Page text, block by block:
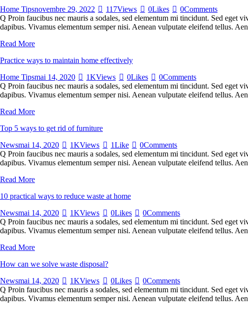
Home Tipsnovembre 29, 2022 117Views 0Likes 0Comments
Q Proin faucibus nec mauris a sodales, sed elementum mi tincidunt. Sed eget
dapibus. Vivamus elementum semper nisi. Aenean vulputate eleifend tellus.
Read More
Practice ways to maintain home effectively
Home Tipsmai 14, 2020 1KViews 0Likes 0Comments
Q Proin faucibus nec mauris a sodales, sed elementum mi tincidunt. Sed eget
dapibus. Vivamus elementum semper nisi. Aenean vulputate eleifend tellus.
Read More
Top 5 ways to get rid of furniture
Newsmai 14, 2020 1KViews 1Like 0Comments
Q Proin faucibus nec mauris a sodales, sed elementum mi tincidunt. Sed eget
dapibus. Vivamus elementum semper nisi. Aenean vulputate eleifend tellus.
Read More
10 practical ways to reduce waste at home
Newsmai 14, 2020 1KViews 0Likes 0Comments
Q Proin faucibus nec mauris a sodales, sed elementum mi tincidunt. Sed eget
dapibus. Vivamus elementum semper nisi. Aenean vulputate eleifend tellus.
Read More
How can we solve waste disposal?
Newsmai 14, 2020 1KViews 0Likes 0Comments
Q Proin faucibus nec mauris a sodales, sed elementum mi tincidunt. Sed eget
dapibus. Vivamus elementum semper nisi. Aenean vulputate eleifend tellus.